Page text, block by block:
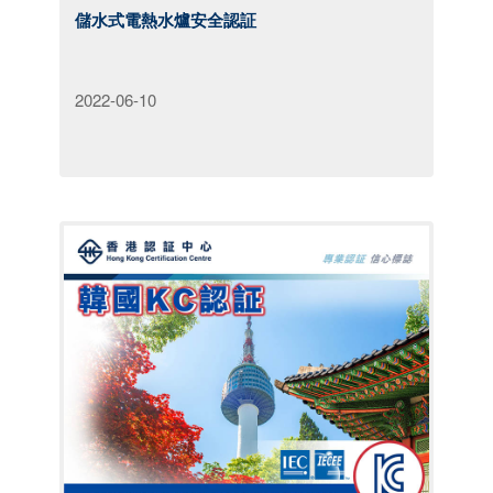
儲水式電熱水爐安全認証
2022-06-10